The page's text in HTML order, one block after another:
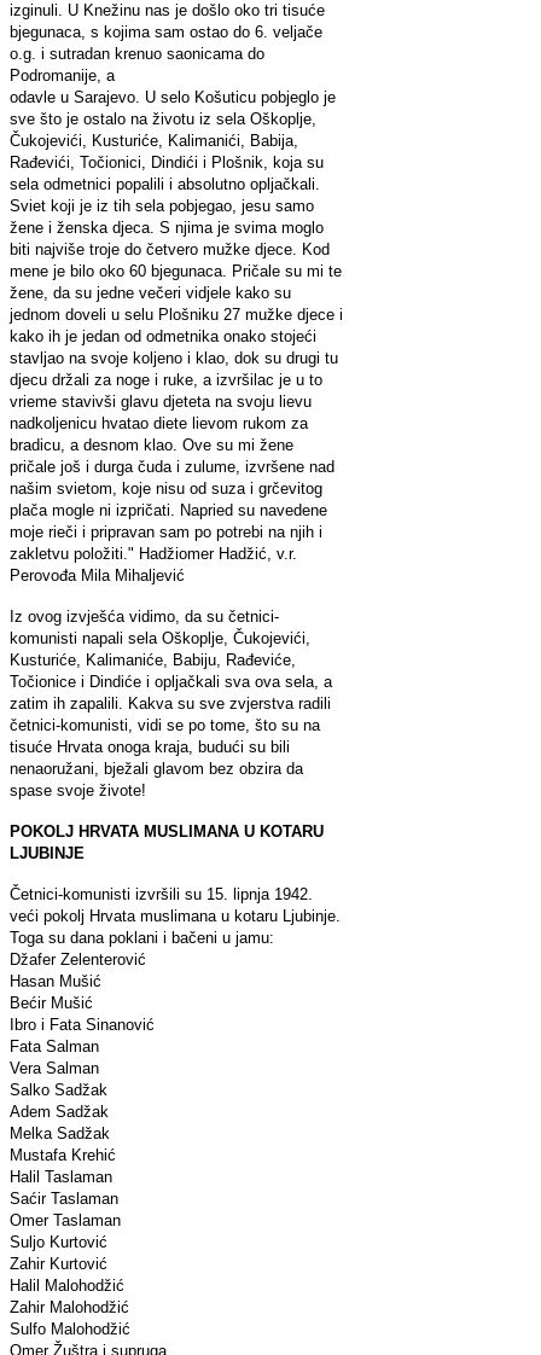
izginuli. U Knežinu nas je došlo oko tri tisuće
bjegunaca, s kojima sam ostao do 6. veljače
o.g. i sutradan krenuo saonicama do
Podromanije, a
odavle u Sarajevo. U selo Košuticu pobjeglo je
sve što je ostalo na životu iz sela Oškoplje,
Čukojevići, Kusturiće, Kalimanići, Babija,
Rađevići, Točionici, Dindići i Plošnik, koja su
sela odmetnici popalili i absolutno opljačkali.
Sviet koji je iz tih sela pobjegao, jesu samo
žene i ženska djeca. S njima je svima moglo
biti najviše troje do četvero mužke djece. Kod
mene je bilo oko 60 bjegunaca. Pričale su mi te
žene, da su jedne večeri vidjele kako su
jednom doveli u selu Plošniku 27 mužke djece i
kako ih je jedan od odmetnika onako stojeći
stavljao na svoje koljeno i klao, dok su drugi tu
djecu držali za noge i ruke, a izvršilac je u to
vrieme stavivši glavu djeteta na svoju lievu
nadkoljenicu hvatao diete lievom rukom za
bradicu, a desnom klao. Ove su mi žene
pričale još i durga čuda i zulume, izvršene nad
našim svietom, koje nisu od suza i grčevitog
plača mogle ni izpričati. Napried su navedene
moje rieči i pripravan sam po potrebi na njih i
zakletvu položiti." Hadžiomer Hadžić, v.r.
Perovođa Mila Mihaljević
Iz ovog izvješća vidimo, da su četnici-
komunisti napali sela Oškoplje, Čukojevići,
Kusturiće, Kalimaniće, Babiju, Rađeviće,
Točionice i Dindiće i opljačkali sva ova sela, a
zatim ih zapalili. Kakva su sve zvjerstva radili
četnici-komunisti, vidi se po tome, što su na
tisuće Hrvata onoga kraja, budući su bili
nenaoružani, bježali glavom bez obzira da
spase svoje živote!
POKOLJ HRVATA MUSLIMANA U KOTARU
LJUBINJE
Četnici-komunisti izvršili su 15. lipnja 1942.
veći pokolj Hrvata muslimana u kotaru Ljubinje.
Toga su dana poklani i bačeni u jamu:
Džafer Zelenterović
Hasan Mušić
Bećir Mušić
Ibro i Fata Sinanović
Fata Salman
Vera Salman
Salko Sadžak
Adem Sadžak
Melka Sadžak
Mustafa Krehić
Halil Taslaman
Saćir Taslaman
Omer Taslaman
Suljo Kurtović
Zahir Kurtović
Halil Malohodžić
Zahir Malohodžić
Sulfo Malohodžić
Omer Žuštra i supruga